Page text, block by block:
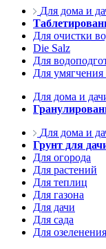
Для дома и
Для очистки
Die Salz
Для
Для
Для дома и
Для дома и
Грунт для
Для огорода
Для растений
Для теплиц
Для газона
Для дачи
Для сада
Для озеленения